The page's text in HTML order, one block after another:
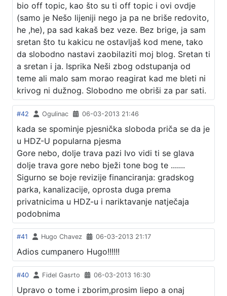
bio off topic, kao što su ti off topic i ovi ovdje
(samo je Nešo lijeniji nego ja pa ne briše redovito,
he ,he), pa sad kakaš bez veze. Bez brige, ja sam
sretan što tu kakicu ne ostavljaš kod mene, tako
da slobodno nastavi zaobilaziti moj blog. Sretan ti
a sretan i ja. Isprika Neši zbog odstupanja od
teme ali malo sam morao reagirat kad me bleti ni
krivog ni dužnog. Slobodno me obriši za par sati.
#42 Ogulinac 06-03-2013 21:46
kada se spominje pjesnička sloboda priča se da je
u HDZ-U popularna pjesma
Gore nebo, dolje trava pazi Ivo vidi ti se glava
dolje trava gore nebo bježi tone bog te .......
Sigurno se boje revizije financiranja: gradskog
parka, kanalizacije, oprosta duga prema
privatnicima u HDZ-u i nariktavanje natječaja
podobnima
#41 Hugo Chavez 06-03-2013 21:17
Adios cumpanero Hugo!!!!!!
#40 Fidel Gasrto 06-03-2013 16:30
Upravo o tome i zborim,prosim liepo a onaj